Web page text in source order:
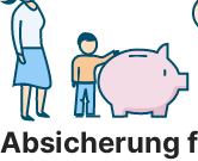
Absicherung